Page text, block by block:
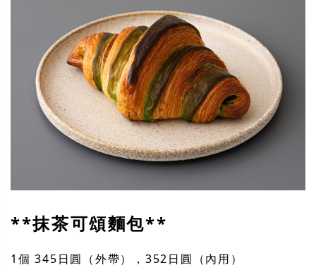
**抹茶可頌麵包**
1個 345日圓（外帶），352日圓（內用）